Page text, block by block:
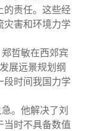
的责任。这些经
灾害和环境力学
哲敏在西郊宾
展远景规划纲
段时间我国力学
。他解决了刘
当时不具备数值